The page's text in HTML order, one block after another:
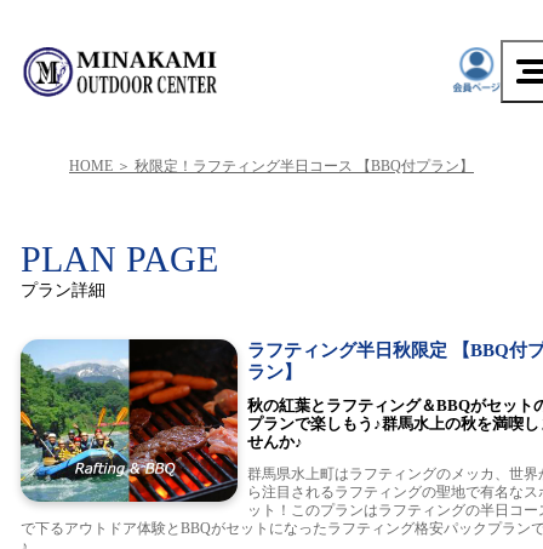
HOME 秋限定！ラフティング半日コース 【BBQ付プラン】
PLAN PAGE
プラン詳細
ラフティング半日秋限定 【BBQ付
ラン】
秋の紅葉とラフティング＆BBQがセット
プランで楽しもう♪群馬水上の秋を満喫し
せんか♪
群馬県水上町はラフティングのメッカ、世界
ら注目されるラフティングの聖地で有名なス
ット！このプランはラフティングの半日コー
で下るアウトドア体験とBBQがセットになったラフティング格安パックプラン